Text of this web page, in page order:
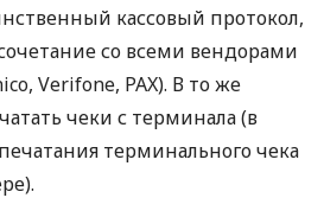
кассовый протокол,
со всеми вендорами
Verifone, PAX). В то же
чеки с терминала (в
терминального чека